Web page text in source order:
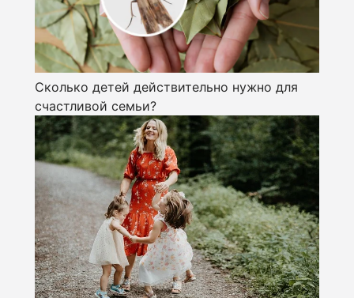
Сколько детей действительно нужно для
счастливой семьи?